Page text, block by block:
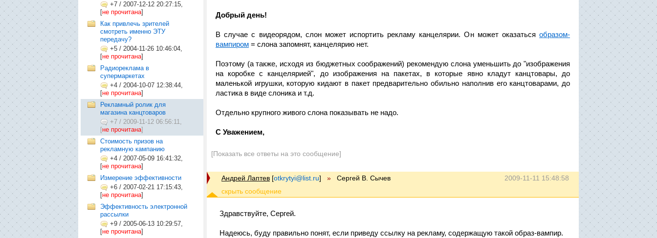
+7 / 2007-12-12 20:27:15,
[не прочитана]
Как привлечь зрителей
смотреть именно ЭТУ
передачу?
+5 / 2004-11-26 10:46:04,
[не прочитана]
Радиореклама в
супермаркетах
+4 / 2004-10-07 12:38:44,
[не прочитана]
Рекламный ролик для
магазина канцтоваров
+7 / 2009-11-12 06:56:11,
[не прочитана]
Стоимость призов на
рекламную кампанию
+4 / 2007-05-09 16:41:32,
[не прочитана]
Измерение эффективности
+6 / 2007-02-21 17:15:43,
[не прочитана]
Эффективность электронной
рассылки
+9 / 2005-06-13 10:29:57,
[не прочитана]
Добрый день!
В случае с видеорядом, слон может испортить рекламу канцелярии. Он может оказаться образом-
вампиром = слона запомнят, канцелярию нет.
Поэтому (а также, исходя из бюджетных соображений) рекомендую слона уменьшить до "изображения
на коробке с канцелярией", до изображения на пакетах, в которые явно кладут канцтовары, до
маленькой игрушки, которую кидают в пакет предварительно обильно наполнив его канцтоварами, до
ластика в виде слоника и т.д.
Отдельно крупного живого слона показывать не надо.
С Уважением,
[Показать все ответы на это сообщение]
2009-11-11 15:48:58
Андрей Лаптев [otkrytyi@list.ru] » Сергей В. Сычев
Здравствуйте, Сергей.
Надеюсь, буду правильно понят, если приведу ссылку на рекламу, содержащую такой образ-вампир.